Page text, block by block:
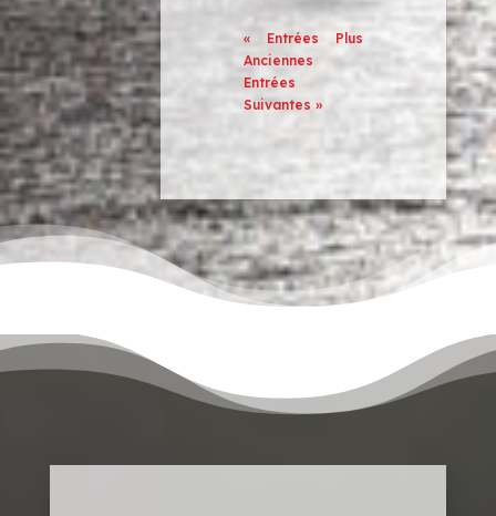
« Entrées Plus
Anciennes
Entrées
Suivantes »